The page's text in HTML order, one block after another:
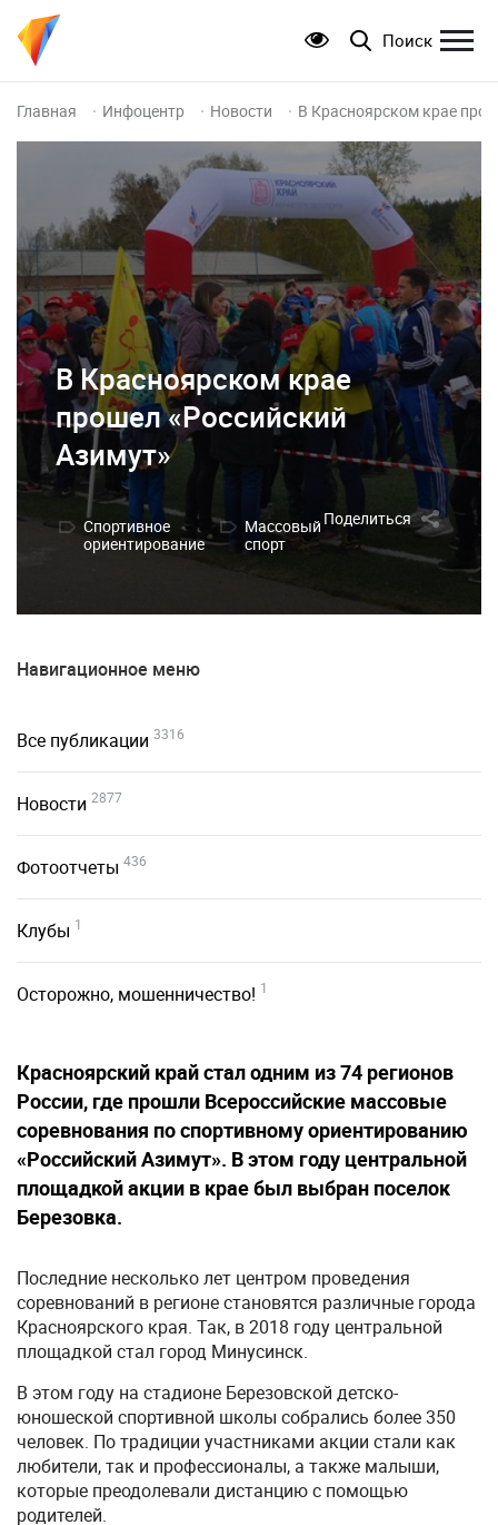
Поиск
Главная Инфоцентр Новости В Красноярском крае
В Красноярском крае
прошел «Российский
Азимут»
Спортивное
ориентирование
Массовый
спорт
Поделиться
Навигационное меню
Все публикации 3316
Новости 2877
Фотоотчеты 436
Клубы 1
Осторожно, мошенничество! 1
Красноярский край стал одним из 74 регионов
России, где прошли Всероссийские массовые
соревнования по спортивному ориентированию
«Российский Азимут». В этом году центральной
площадкой акции в крае был выбран поселок
Березовка.
Последние несколько лет центром проведения
соревнований в регионе становятся различные города
Красноярского края. Так, в 2018 году центральной
площадкой стал город Минусинск.
В этом году на стадионе Березовской детско-
юношеской спортивной школы собрались более 350
человек. По традиции участниками акции стали как
любители, так и профессионалы, а также малыши,
которые преодолевали дистанцию с помощью
родителей.